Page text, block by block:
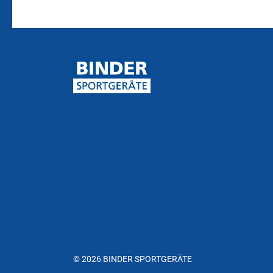
© 2026 BINDER SPORTGERÄTE